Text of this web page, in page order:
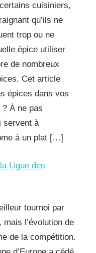
cuisiniers,
qu’ils ne
trop ou ne
épice utiliser
de nombreux
Cet article
épices dans vos
? À ne pas
servent à
à un plat […]
Ligue des
tournoi par
l’évolution de
de la compétition.